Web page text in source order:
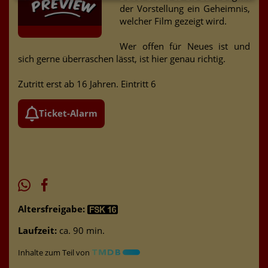
der Vorstellung ein Geheimnis,
welcher Film gezeigt wird.
Wer offen für Neues ist und
sich gerne überraschen lässt, ist hier genau richtig.
Zutritt erst ab 16 Jahren. Eintritt 6
Ticket-Alarm
Altersfreigabe:
Laufzeit: ca. 90 min.
Inhalte zum Teil von